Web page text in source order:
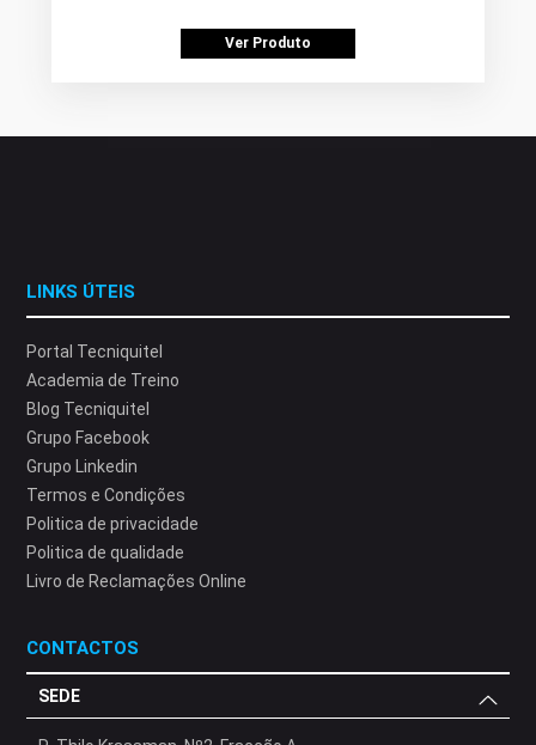
Ver Produto
LINKS ÚTEIS
Portal Tecniquitel
Academia de Treino
Blog Tecniquitel
Grupo Facebook
Grupo Linkedin
Termos e Condições
Politica de privacidade
Politica de qualidade
Livro de Reclamações Online
CONTACTOS
SEDE